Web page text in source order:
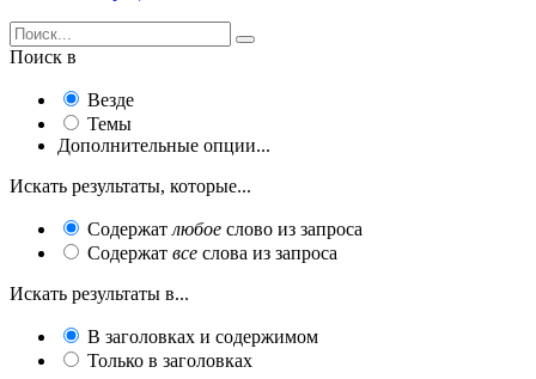
Поиск в
Везде
Темы
Дополнительные опции...
Искать результаты, которые...
Содержат любое слово из запроса
Содержат все слова из запроса
Искать результаты в...
В заголовках и содержимом
Только в заголовках